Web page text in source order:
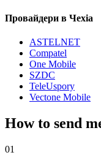
Провайдери в Чехіа
ASTELNET
Compatel
One Mobile
SZDC
TeleUspory
Vectone Mobile
How to send
01